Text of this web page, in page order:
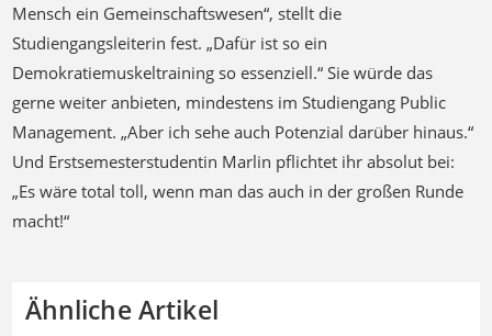
Mensch ein Gemeinschaftswesen“, stellt die
Studiengangsleiterin fest. „Dafür ist so ein
Demokratiemuskeltraining so essenziell.“ Sie würde das
gerne weiter anbieten, mindestens im Studiengang Public
Management. „Aber ich sehe auch Potenzial darüber hinaus.“
Und Erstsemesterstudentin Marlin pflichtet ihr absolut bei:
„Es wäre total toll, wenn man das auch in der großen Runde
macht!“
Ähnliche Artikel